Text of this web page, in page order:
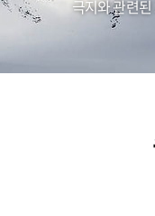
극지와 관련